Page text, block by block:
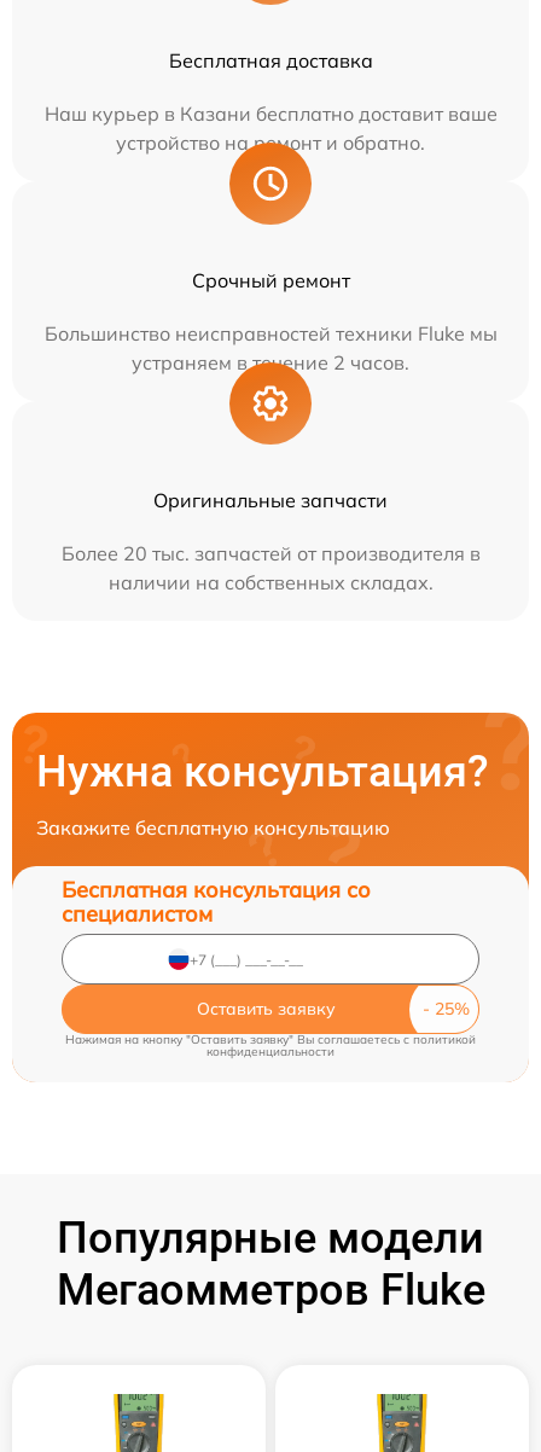
Бесплатная доставка
Наш курьер в Казани бесплатно доставит ваше
устройство на ремонт и обратно.
Срочный ремонт
Большинство неисправностей техники Fluke мы
устраняем в течение 2 часов.
Оригинальные запчасти
Более 20 тыс. запчастей от производителя в
наличии на собственных складах.
Нужна консультация?
Закажите бесплатную консультацию
Бесплатная консультация со
специалистом
Оставить заявку
Нажимая на кнопку "Оставить заявку" Вы соглашаетесь cполитикой
конфиденциальности
Популярные модели
Мегаомметров Fluke